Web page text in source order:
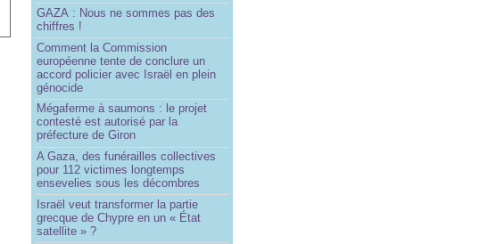
GAZA : Nous ne sommes pas des
chiffres !
Comment la Commission
européenne tente de conclure un
accord policier avec Israël en plein
génocide
Mégaferme à saumons : le projet
contesté est autorisé par la
préfecture de Giron
A Gaza, des funérailles collectives
pour 112 victimes longtemps
ensevelies sous les décombres
Israël veut transformer la partie
grecque de Chypre en un « État
satellite » ?